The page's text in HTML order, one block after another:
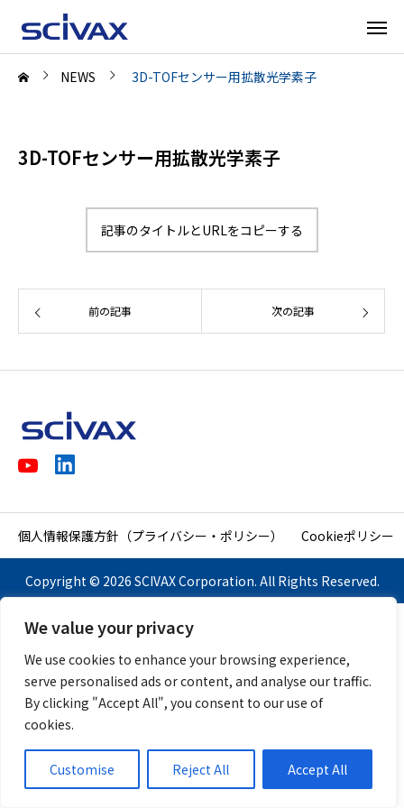
We value your privacy
We use cookies to enhance your browsing experience,
serve personalised ads or content, and analyse our traffic.
By clicking "Accept All", you consent to our use of
cookies.
Customise Reject All Accept All
NEWS 3D-TOFセンサー用拡散光学素子
3D-TOFセンサー用拡散光学素子
記事のタイトルとURLをコピーする
前の記事 次の記事
個人情報保護方針（プライバシー・ポリシー） Cookieポリシー
Copyright © 2026 SCIVAX Corporation. All Rights Reserved.